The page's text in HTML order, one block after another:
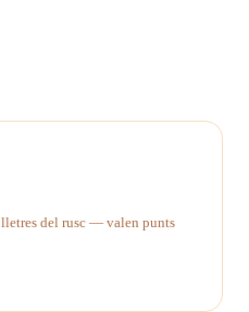
lletres del rusc — valen punts